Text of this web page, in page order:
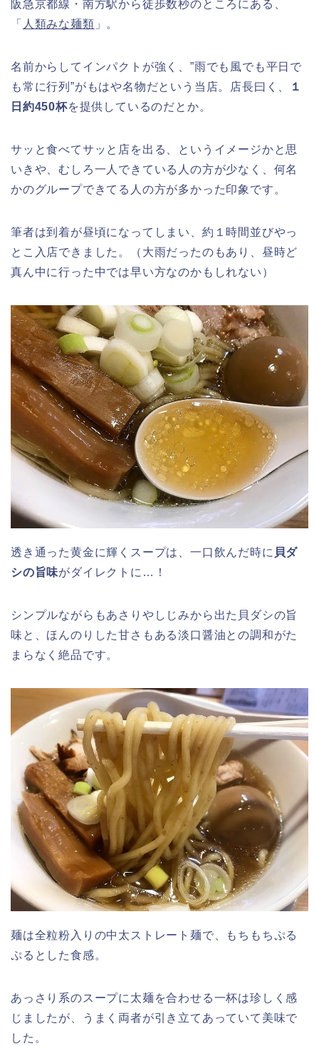
阪急京都線・南方駅から徒歩数秒のところにある、
「
人類みな麺類 」。
名前からしてインパクトが強く、”雨でも風でも平日で
も常に行列”がもはや名物だという当店。店長曰く、
１
日約450杯を提供しているのだとか。
サッと食べてサッと店を出る、というイメージかと思
いきや、むしろ一人できている人の方が少なく、何名
かのグループできてる人の方が多かった印象です。
筆者は到着が昼頃になってしまい、約１時間並びやっ
とこ入店できました。（大雨だったのもあり、昼時ど
真ん中に行った中では早い方なのかもしれない）
透き通った黄金に輝くスープは、一口飲んだ時に 貝ダ
シの旨味がダイレクトに…！
シンプルながらもあさりやしじみから出た貝ダシの旨
味と、ほんのりした甘さもある淡口醤油との調和がた
まらなく絶品です。
麺は全粒粉入りの中太ストレート麺で、もちもちぷる
ぷるとした食感。
あっさり系のスープに太麺を合わせる一杯は珍しく感
じましたが、うまく両者が引き立てあっていて美味で
した。